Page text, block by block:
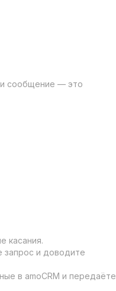
сообщение — это
касания.
запрос и доводите
в amoCRM и передаёте